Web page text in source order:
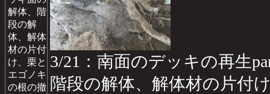
解体、階
段の解
体、解体
材の片付
け、栗と
エゴノキ
の根の撤
3/21：南面のデッキの再生
階段の解体、解体材の片付